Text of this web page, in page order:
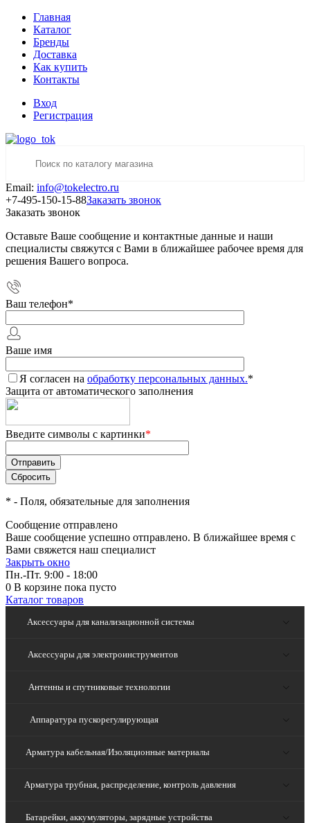
Главная
Каталог
Бренды
Доставка
Как купить
Контакты
Вход
Регистрация
Email: info@tokelectro.ru
+7-495-150-15-88Заказать звонок
Заказать звонок
Оставьте Ваше сообщение и контактные данные и наши
специалисты свяжутся с Вами в ближайшее рабочее время для
решения Вашего вопроса.
Ваш телефон*
Ваше имя
Я согласен на обработку персональных данных.*
Защита от автоматического заполнения
Введите символы с картинки*
* - Поля, обязательные для заполнения
Сообщение отправлено
Ваше сообщение успешно отправлено. В ближайшее время с
Вами свяжется наш специалист
Закрыть окно
Пн.-Пт. 9:00 - 18:00
0 В корзине пока пусто
Каталог товаров
Аксессуары для канализационной системы
Аксессуары для электроинструментов
Антенны и спутниковые технологии
Аппаратура пускорегулирующая
Арматура кабельная/Изоляционные материалы
Арматура трубная, распределение, контроль давления
Батарейки, аккумуляторы, зарядные устройства